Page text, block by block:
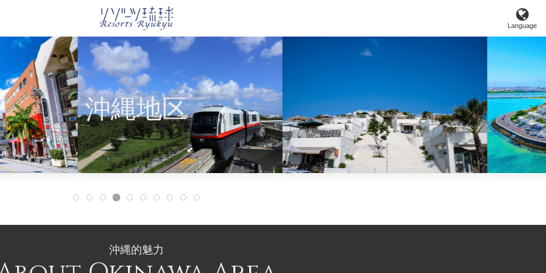
Language
沖縄地区
沖縄的魅力